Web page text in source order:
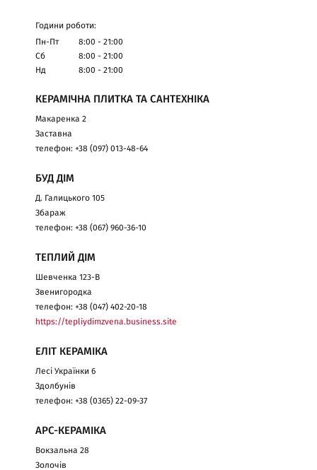
Години роботи:
Пн-Пт
8:00 - 21:00
Сб
8:00 - 21:00
Нд
8:00 - 21:00
КЕРАМІЧНА ПЛИТКА ТА САНТЕХНІКА
Макаренка 2
Заставна
телефон: +38 (097) 013-48-64
БУД ДІМ
Д. Галицького 105
Збараж
телефон: +38 (067) 960-36-10
ТЕПЛИЙ ДІМ
Шевченка 123-В
Звенигородка
телефон: +38 (047) 402-20-18
https://tepliydimzvena.business.site
ЕЛІТ КЕРАМІКА
Лесі Українки 6
Здолбунів
телефон: +38 (0365) 22-09-37
АРС-КЕРАМІКА
Вокзальна 28
Золочів